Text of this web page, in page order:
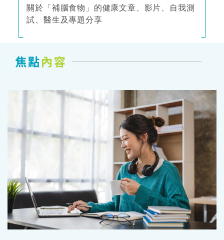
關於「補腦食物」的健康文章、影片、自我測
試、醫生及專題分享